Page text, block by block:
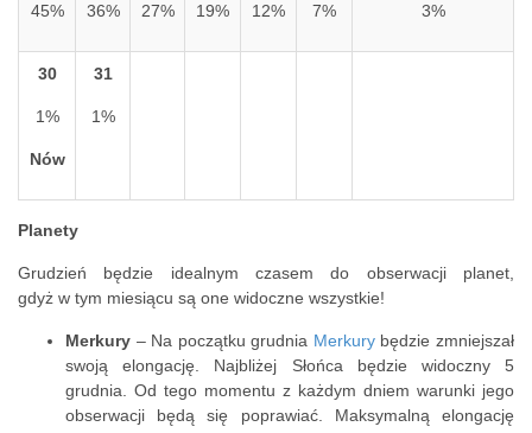
45% 36% 27% 19% 12% 7% 3%
30
1%
Nów
31
1%
Planety
Grudzień będzie idealnym czasem do obserwacji planet,
gdyż w tym miesiącu są one widoczne wszystkie!
Merkury – Na początku grudnia Merkurybędzie zmniejszał
swoją elongację. Najbliżej Słońca będzie widoczny 5
grudnia. Od tego momentu z każdym dniem warunki jego
obserwacji będą się poprawiać. Maksymalną elongację